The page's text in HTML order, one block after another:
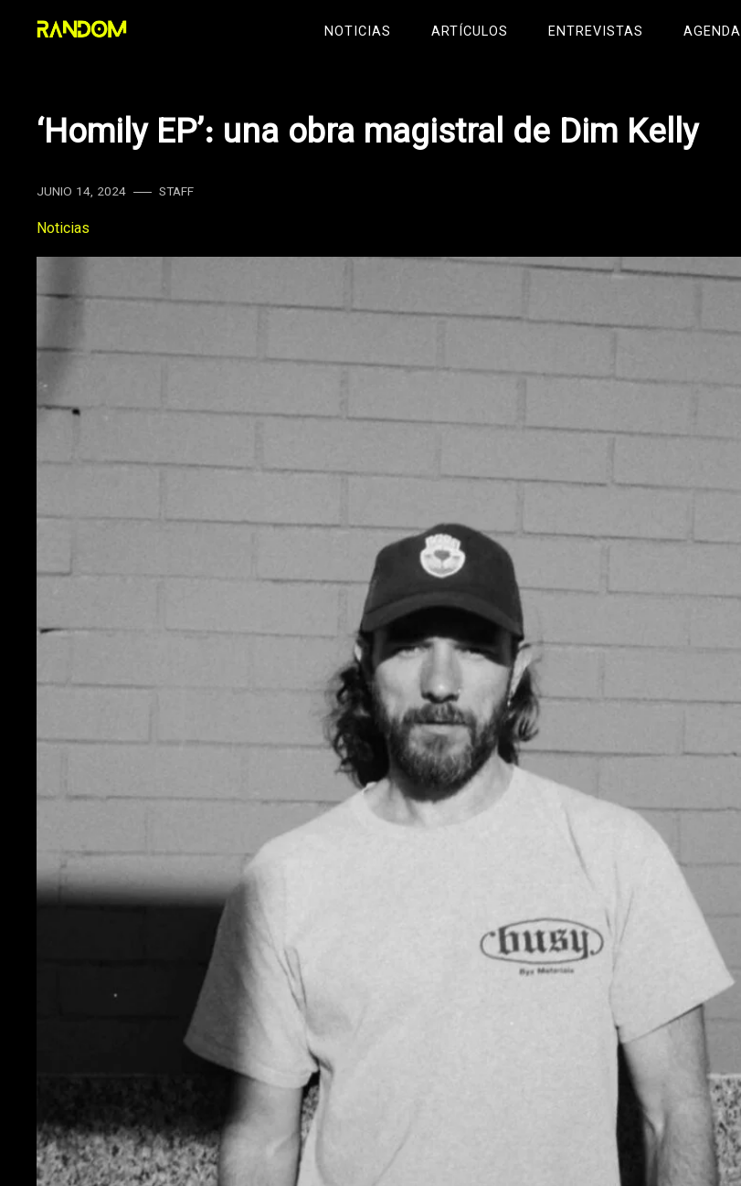
NOTICIAS ARTÍCULOS ENTREVISTAS AGENDA
‘Homily EP’: una obra magistral de Dim Kelly
JUNIO 14, 2024 STAFF
Noticias